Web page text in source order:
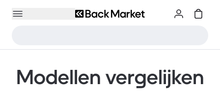
Modellen vergelijken